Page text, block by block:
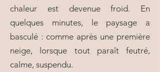
chaleur est devenue froid. En
quelques minutes, le paysage a
basculé : comme après une première
neige, lorsque tout paraît feutré,
calme, suspendu.